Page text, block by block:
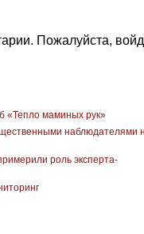
Пожалуйста,
«Тепло маминых рук»
наблюдателями
роль эксперта-